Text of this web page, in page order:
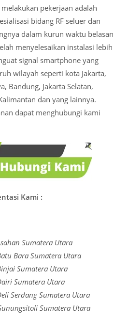
pekerjaan adalah
bidang RF seluer dan
dalam kurun waktu belasan
menyelesaikan instalasi lebih
signal smartphone yang
wilayah seperti kota Jakarta,
Bandung, Jakarta Selatan,
dan yang lainnya.
dapat menghubungi kami
Kami :
Sumatera Utara
Bara Sumatera Utara
Sumatera Utara
Sumatera Utara
Serdang Sumatera Utara
Sumatera Utara